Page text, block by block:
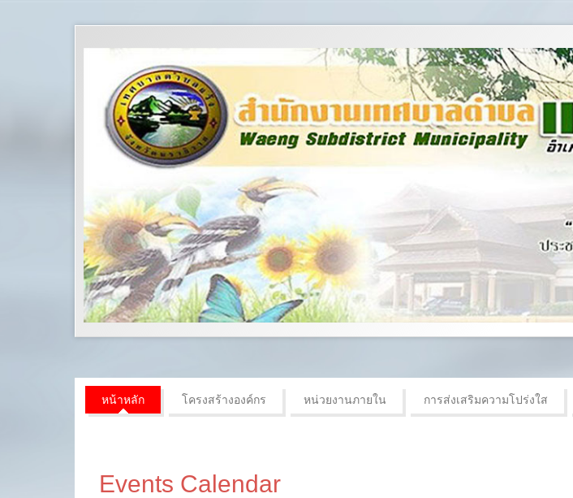
หน้าหลัก โครงสร้างองค์กร หน่วยงานภายใน การส่งเสริมความโปร่งใส
Events Calendar